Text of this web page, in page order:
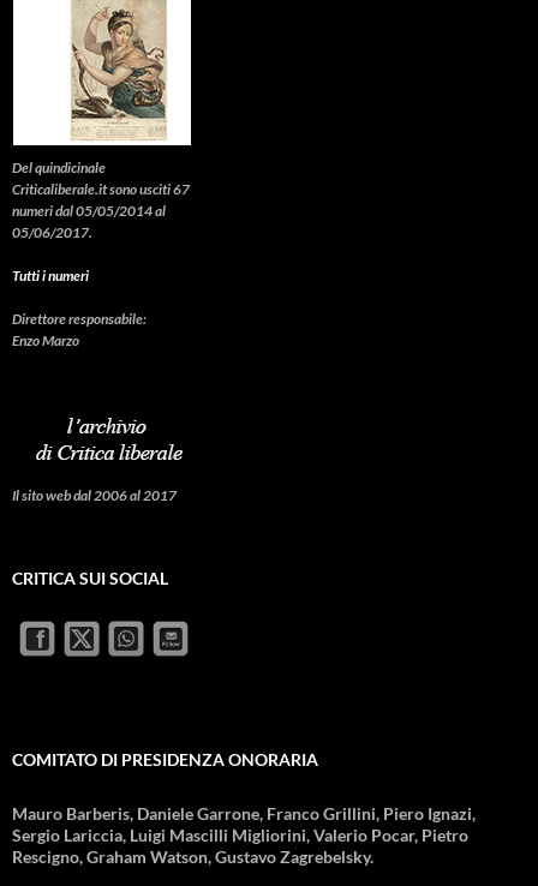
Del quindicinale
Criticaliberale.it sono usciti 67
numeri dal 05/05/2014 al
05/06/2017.
Tutti i numeri
Direttore responsabile:
Enzo Marzo
Il sito web dal 2006 al 2017
CRITICA SUI SOCIAL
COMITATO DI PRESIDENZA ONORARIA
Mauro Barberis, Daniele Garrone, Franco Grillini, Piero Ignazi,
Sergio Lariccia, Luigi Mascilli Migliorini, Valerio Pocar, Pietro
Rescigno, Graham Watson, Gustavo Zagrebelsky.